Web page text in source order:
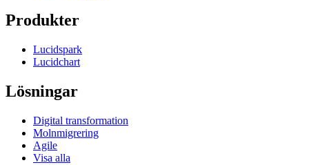
Produkter
Lucidspark
Lucidchart
Lösningar
Digital transformation
Molnmigrering
Agile
Visa alla